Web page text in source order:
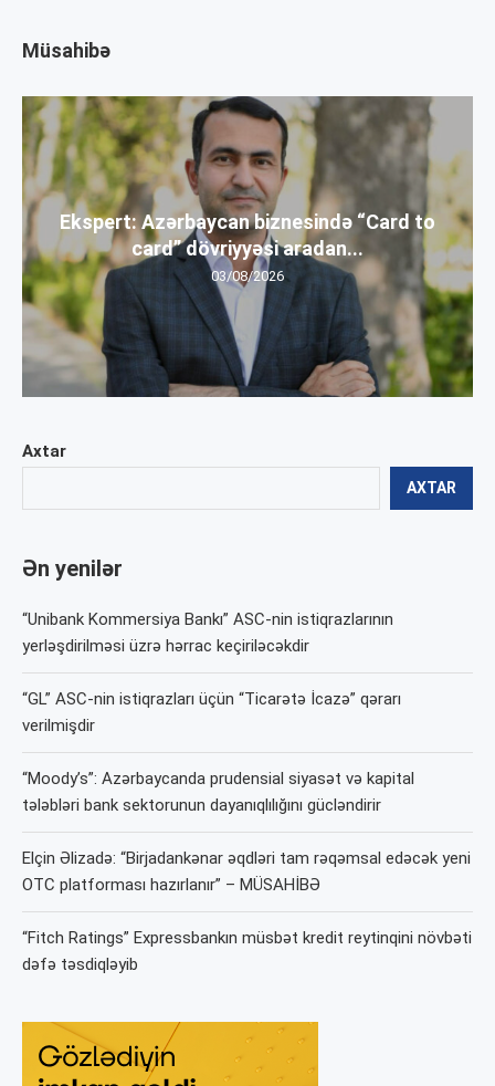
Axtar
AXTAR
Ən yenilər
“Unibank Kommersiya Bankı” ASC-nin istiqrazlarının
yerləşdirilməsi üzrə hərrac keçiriləcəkdir
“GL” ASC-nin istiqrazları üçün “Ticarətə İcazə” qərarı
verilmişdir
“Moody’s”: Azərbaycanda prudensial siyasət və kapital
tələbləri bank sektorunun dayanıqlılığını gücləndirir
Elçin Əlizadə: “Birjadankənar əqdləri tam rəqəmsal edəcək yeni
OTC platforması hazırlanır” – MÜSAHİBƏ
“Fitch Ratings” Expressbankın müsbət kredit reytinqini növbəti
dəfə təsdiqləyib
Müsahibə
Ekspert: Azərbaycan biznesində “Card to
card” dövriyyəsi aradan...
03/08/2026